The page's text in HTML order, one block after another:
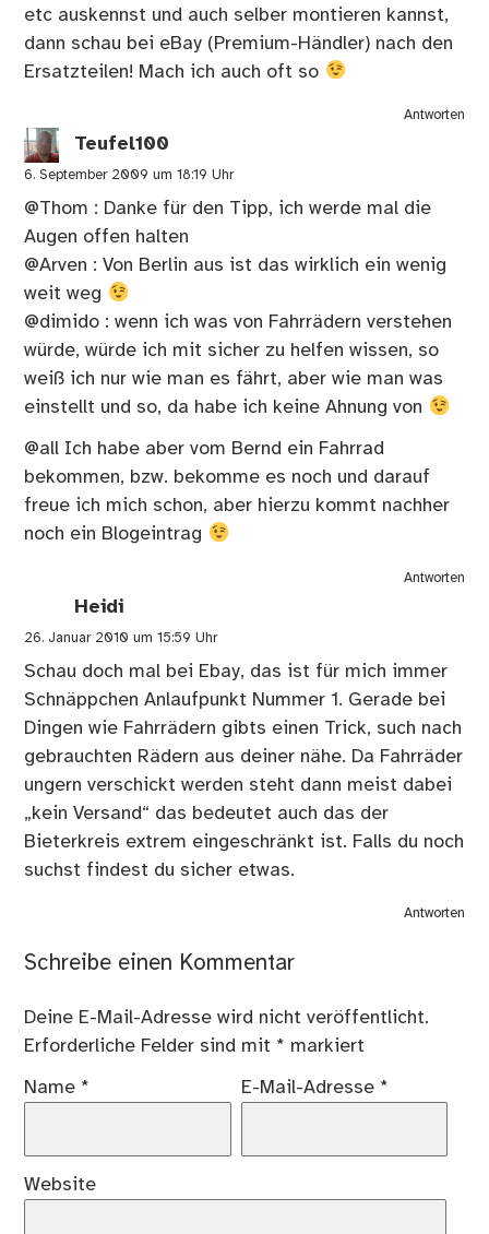
etc auskennst und auch selber montieren kannst,
dann schau bei eBay (Premium-Händler) nach den
Ersatzteilen! Mach ich auch oft so
Antworten
Teufel100
6. September 2009 um 18:19 Uhr
@Thom : Danke für den Tipp, ich werde mal die
Augen offen halten
@Arven : Von Berlin aus ist das wirklich ein wenig
weit weg
@dimido : wenn ich was von Fahrrädern verstehen
würde, würde ich mit sicher zu helfen wissen, so
weiß ich nur wie man es fährt, aber wie man was
einstellt und so, da habe ich keine Ahnung von
@all Ich habe aber vom Bernd ein Fahrrad
bekommen, bzw. bekomme es noch und darauf
freue ich mich schon, aber hierzu kommt nachher
noch ein Blogeintrag
Antworten
Heidi
26. Januar 2010 um 15:59 Uhr
Schau doch mal bei Ebay, das ist für mich immer
Schnäppchen Anlaufpunkt Nummer 1. Gerade bei
Dingen wie Fahrrädern gibts einen Trick, such nach
gebrauchten Rädern aus deiner nähe. Da Fahrräder
ungern verschickt werden steht dann meist dabei
„kein Versand“ das bedeutet auch das der
Bieterkreis extrem eingeschränkt ist. Falls du noch
suchst findest du sicher etwas.
Antworten
Schreibe einen Kommentar
Deine E-Mail-Adresse wird nicht veröffentlicht.
Erforderliche Felder sind mit * markiert
Name * E-Mail-Adresse *
Website